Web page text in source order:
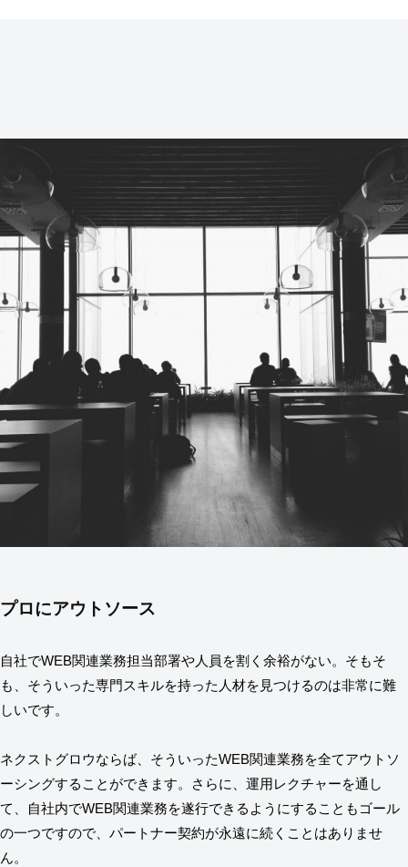
プロにアウトソース
自社でWEB関連業務担当部署や人員を割く余裕がない。そもそ
も、そういった専門スキルを持った人材を見つけるのは非常に難
しいです。
ネクストグロウならば、そういったWEB関連業務を全てアウトソ
ーシングすることができます。さらに、運用レクチャーを通し
て、自社内でWEB関連業務を遂行できるようにすることもゴール
の一つですので、パートナー契約が永遠に続くことはありませ
ん。